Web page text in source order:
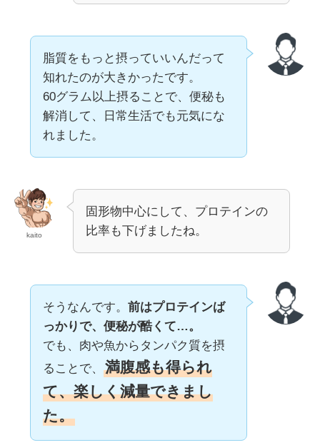
脂質をもっと摂っていいんだって
知れたのが大きかったです。
60グラム以上摂ることで、便秘も
解消して、日常生活でも元気にな
れました。
kaito
固形物中心にして、プロテインの
比率も下げましたね。
そうなんです。 前はプロテインば
っかりで、便秘が酷くて…。
でも、肉や魚からタンパク質を摂
ることで、
満腹感も得られ
て、楽しく減量できまし
た。